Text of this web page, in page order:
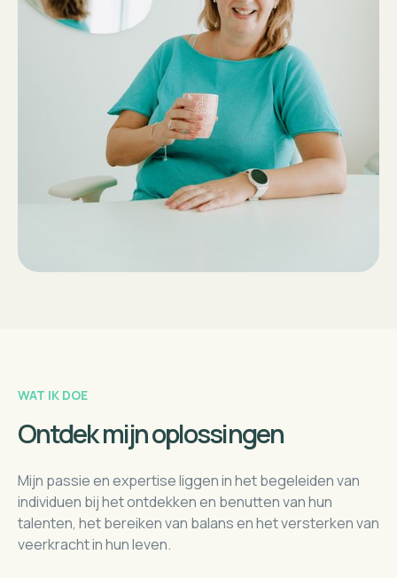
WAT IK DOE
Ontdek mijn oplossingen
Mijn passie en expertise liggen in het begeleiden van
individuen bij het ontdekken en benutten van hun
talenten, het bereiken van balans en het versterken van
veerkracht in hun leven.